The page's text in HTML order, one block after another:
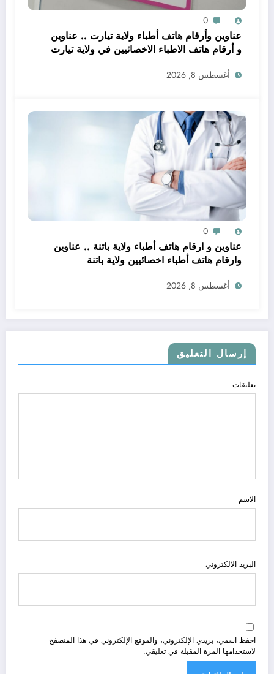
0
عناوين وأرقام هاتف أطباء ولاية تيارت .. عناوين
و أرقام هاتف الاطباء الاخصائيين في ولاية تيارت
أغسطس 8, 2026
0
عناوين و ارقام هاتف أطباء ولاية باتنة .. عناوين
وارقام هاتف أطباء اخصائيين ولاية باتنة
أغسطس 8, 2026
إرسال التعليق
تعليقات
الاسم
البريد الالكتروني
احفظ اسمي، بريدي الإلكتروني، والموقع الإلكتروني في هذا المتصفح
لاستخدامها المرة المقبلة في تعليقي.